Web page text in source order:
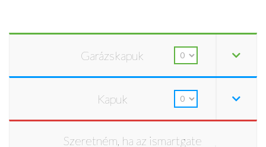
Garázskapuk
Kapuk
Szeretném, ha az ismartgate